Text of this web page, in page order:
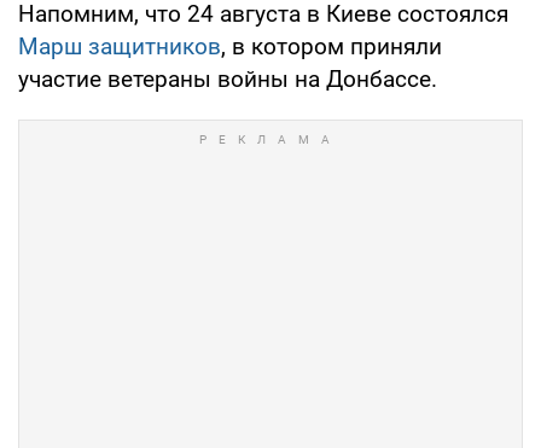
Напомним, что 24 августа в Киеве состоялся
Марш защитников, в котором приняли
участие ветераны войны на Донбассе.